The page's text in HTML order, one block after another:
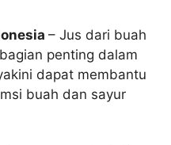
– Jus dari buah
penting dalam
dapat membantu
buah dan sayur